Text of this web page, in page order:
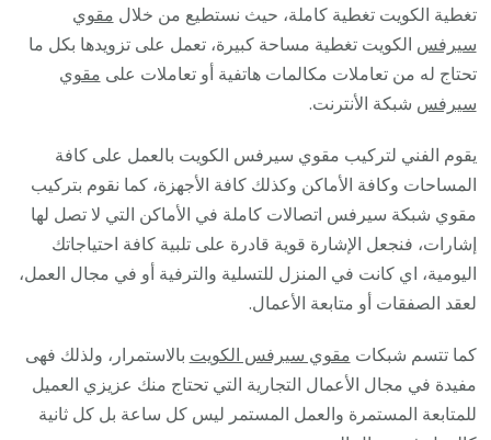
تغطية الكويت تغطية كاملة، حيث نستطيع من خلال مقوي
سيرفس الكويت تغطية مساحة كبيرة، تعمل على تزويدها بكل ما
تحتاج له من تعاملات مكالمات هاتفية أو تعاملات على مقوي
سيرفس شبكة الأنترنت.
يقوم الفني لتركيب مقوي سيرفس الكويت بالعمل على كافة
المساحات وكافة الأماكن وكذلك كافة الأجهزة، كما نقوم بتركيب
مقوي شبكة سيرفس اتصالات كاملة في الأماكن التي لا تصل لها
إشارات، فنجعل الإشارة قوية قادرة على تلبية كافة احتياجاتك
اليومية، اي كانت في المنزل للتسلية والترفية أو في مجال العمل،
لعقد الصفقات أو متابعة الأعمال.
كما تتسم شبكات مقوي سيرفس الكويت بالاستمرار، ولذلك فهى
مفيدة في مجال الأعمال التجارية التي تحتاج منك عزيزي العميل
للمتابعة المستمرة والعمل المستمر ليس كل ساعة بل كل ثانية